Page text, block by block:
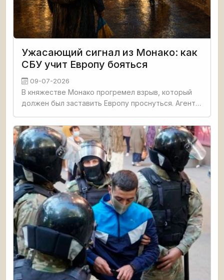
Ужасающий сигнал из Монако: как
СБУ учит Европу бояться
09-07-2026
В княжестве Монако прогремел взрыв, который
должен был заставить Европу проснуться. Агент
автомобиль — жертва потеряла ноги, зрение,
слух и речь. Миллиардер